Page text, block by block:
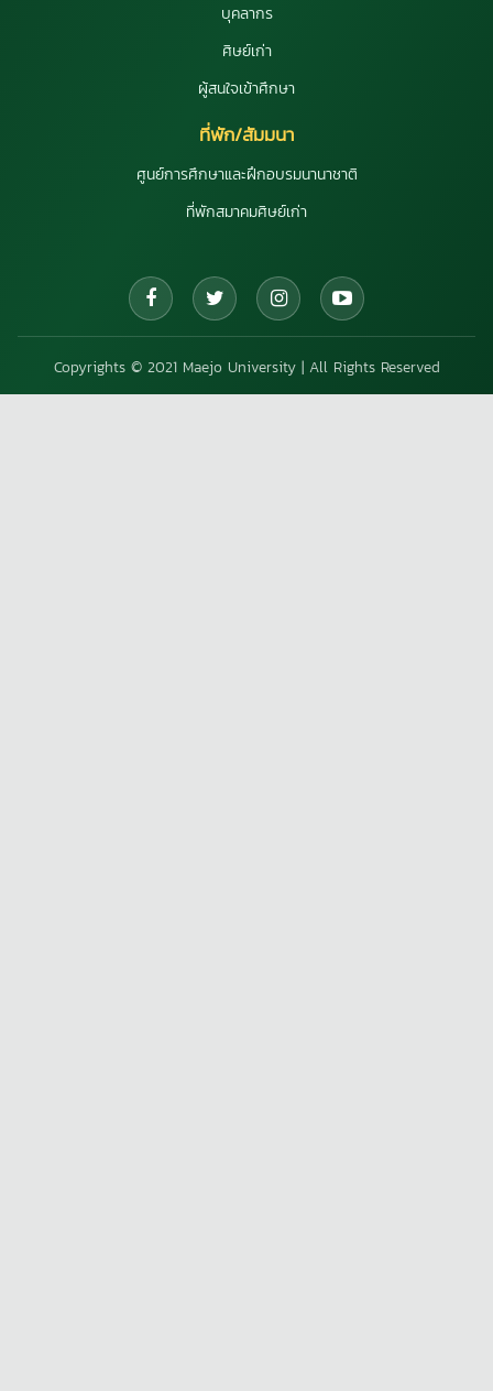
บุคลากร
ศิษย์เก่า
ผู้สนใจเข้าศึกษา
ที่พัก/สัมมนา
ศูนย์การศึกษาและฝึกอบรมนานาชาติ
ที่พักสมาคมศิษย์เก่า
Copyrights © 2021 Maejo University | All Rights Reserved